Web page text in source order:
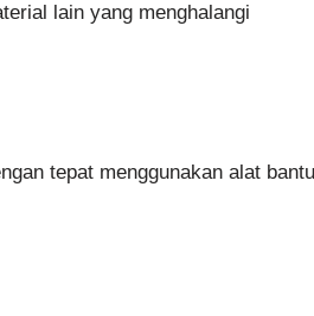
lain yang menghalangi
tepat menggunakan alat bantu